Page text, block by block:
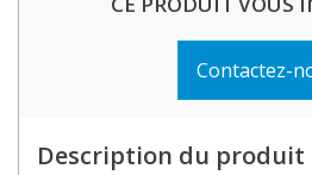
Contactez-
Description du produit